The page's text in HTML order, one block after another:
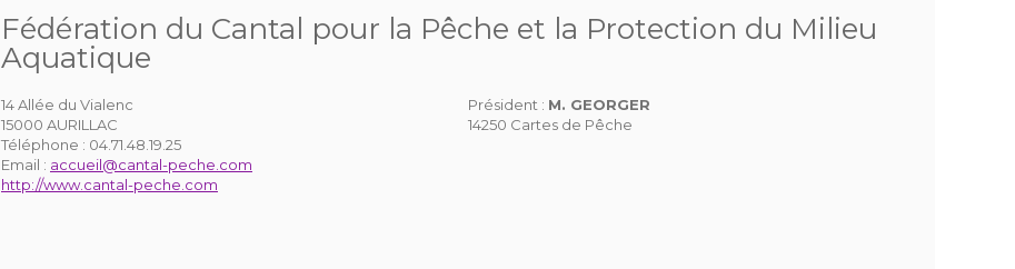
Fédération du Cantal pour la Pêche et la Protection du Milieu
Aquatique
14 Allée du Vialenc
15000 AURILLAC
Téléphone : 04.71.48.19.25
Email : accueil@cantal-peche.com
http://www.cantal-peche.com
Président : M. GEORGER
14250 Cartes de Pêche